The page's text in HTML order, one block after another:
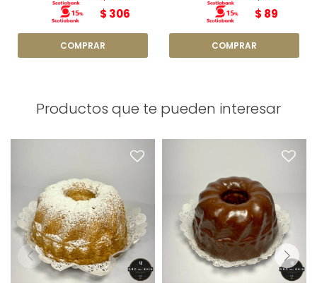
$ 306
$ 89
Productos que te pueden interesar
Torta Arena
Diámetro: 15cm
Peso: 380g
Torta Marmolada
Peso: 450g
Diámetro: 15cm